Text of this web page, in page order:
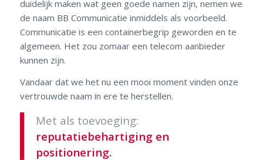
duidelijk maken wat geen goede namen zijn, nemen we
de naam BB Communicatie inmiddels als voorbeeld.
Communicatie is een containerbegrip geworden en te
algemeen. Het zou zomaar een telecom aanbieder
kunnen zijn.
Vandaar dat we het nu een mooi moment vinden onze
vertrouwde naam in ere te herstellen.
Met als toevoeging:
reputatiebehartiging en
positionering.